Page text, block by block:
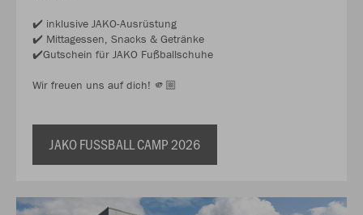
✔️ inklusive JAKO-Ausrüstung
✔️ Mittagessen, Snacks & Getränke
✔️Gutschein für JAKO Fußballschuhe
Wir freuen uns auf dich! 🫵🏼
JAKO FUSSBALL CAMP 2026